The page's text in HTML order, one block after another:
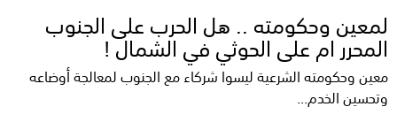
لمعين وحكومته .. هل الحرب على الجنوب
المحرر ام على الحوثي في الشمال !
معين وحكومته الشرعية ليسوا شركاء مع الجنوب لمعالجة أوضاعه
وتحسين الخدم...